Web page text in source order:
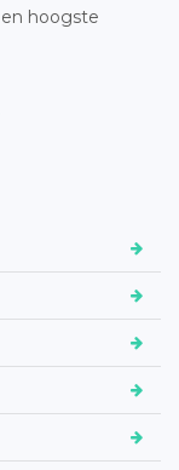
hoogste